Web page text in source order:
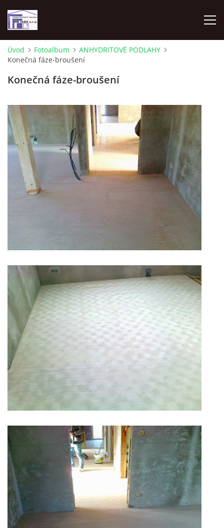
ÚVOD
PRODEJ POZEMEK MLADÁ BOLESLAV
ANHYDRITOVÉ PODLAHY
ÚČETNICTVÍ
OBCHODNÍ PODMÍNKY
ZÁSADY ZPRACOVÁNÍ OSOBNÍCH ÚDAJŮ
POZEMEK NA PRODEJ MLADÁ BOLESLAV-VALY
STAVEBNÍ PRÁCE
Podzámecká 1269
29306 Kosmonosy
Mladá Boleslav
info@mbjaro.com
© 2026 eStránky.cz |
Úvod Fotoalbum
ANHYDRITOVÉ PODLAHY
Konečná fáze-broušení
Konečná fáze-broušení